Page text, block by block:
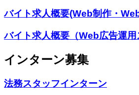
バイト求人概要(Web制作・
バイト求人概要（Web広告運用
インターン募集
法務スタッフインターン